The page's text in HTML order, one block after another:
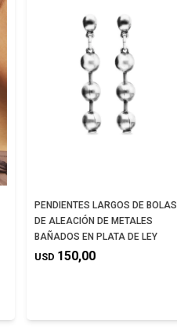
PENDIENTES LARGOS DE BOLAS
DE ALEACIÓN DE METALES
BAÑADOS EN PLATA DE LEY
USD 150,00